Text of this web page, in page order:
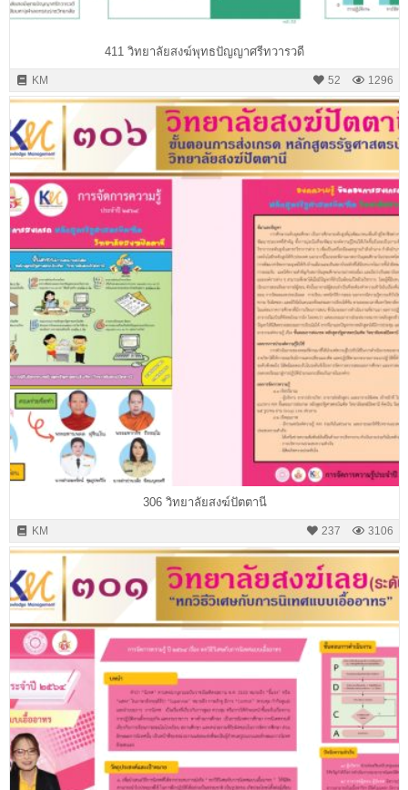
411 วิทยาลัยสงฆ์พุทธปัญญาศรีทวารวดี
KM 1296
52
306 วิทยาลัยสงฆ์ปัตตานี
KM 3106
237